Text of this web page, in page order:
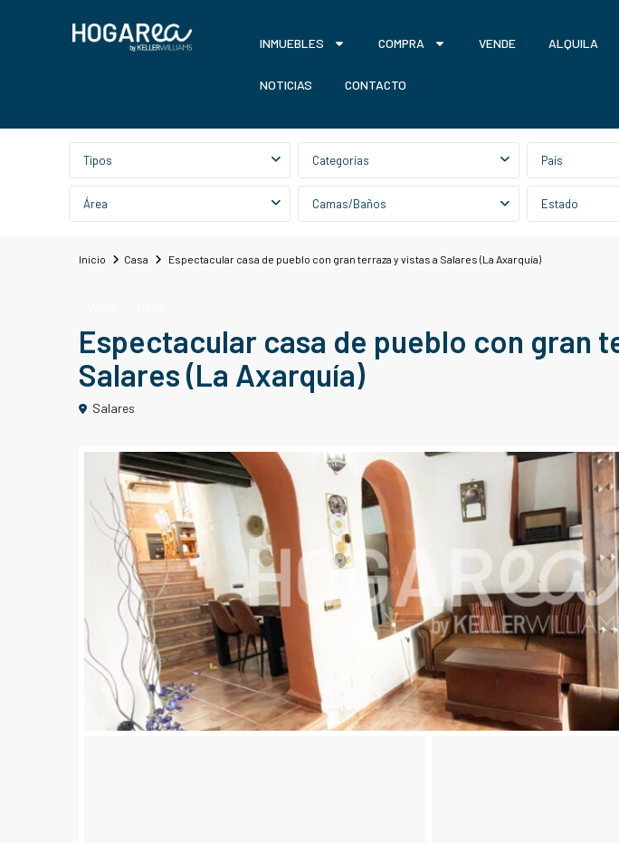
INMUEBLES COMPRA VENDE ALQUILA
NOTICIAS CONTACTO
Tipos Categorías País
Área Camas/Baños Estado
Inicio Casa Espectacular casa de pueblo con gran terraza y vistas a Salares (La Axarquía)
Espectacular casa de pueblo con gran
Salares (La Axarquía)
Salares